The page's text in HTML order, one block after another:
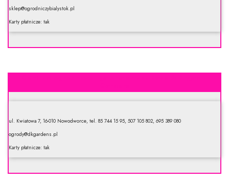
sklep@ogrodniczybialystok.pl
Karty płatnicze: tak
ul. Kwiatowa 7, 16-010 Nowodworce, tel. 85 744 15 95, 507 105 802, 695 389 080
ogrody@dkgardens.pl
Karty płatnicze: tak